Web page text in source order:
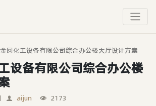
圆化工设备有限公司综合办公楼大厅设计方案
设备有限公司综合办公楼
aijun 2173